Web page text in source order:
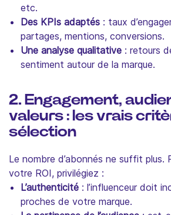
etc.
Des KPIs adaptés : taux
partages, mentions, conversions.
Une analyse qualitative : retours
sentiment autour de la marque.
2. Engagement,
valeurs : les vrais
sélection
Le nombre d’abonnés ne suffit plus.
votre ROI, privilégiez :
L’authenticité : l’influenceur doit
proches de votre marque.